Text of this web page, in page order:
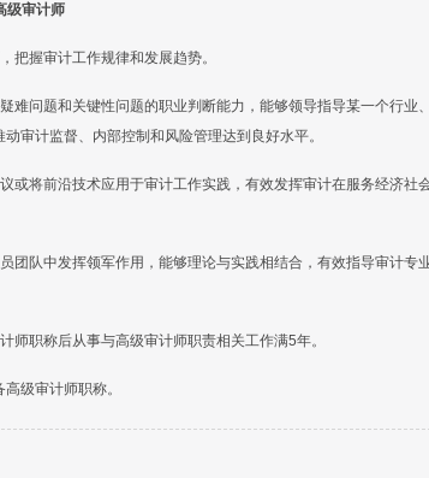
级审计师
把握审计工作规律和发展趋势。
难问题和关键性问题的职业判断能力，能够领导指导某一个行业
审计监督、内部控制和风险管理达到良好水平。
或将前沿技术应用于审计工作实践，有效发挥审计在服务经济社
团队中发挥领军作用，能够理论与实践相结合，有效指导审计专
职称后从事与高级审计师职责相关工作满5年。
级审计师职称。